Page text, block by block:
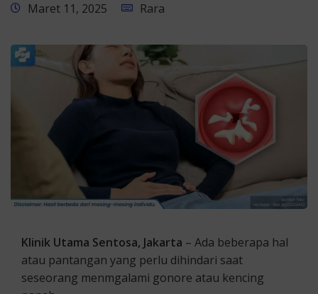
Maret 11, 2025 Rara
Klinik Utama Sentosa, Jakarta – Ada beberapa hal
atau pantangan yang perlu dihindari saat
seseorang menmgalami gonore atau kencing